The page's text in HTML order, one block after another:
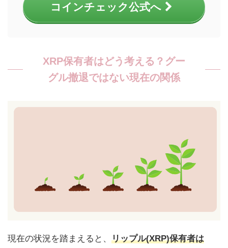
コインチェック公式へ
XRP保有者はどう考える？グー
グル撤退ではない現在の関係
現在の状況を踏まえると、 リップル(XRP)保有者は